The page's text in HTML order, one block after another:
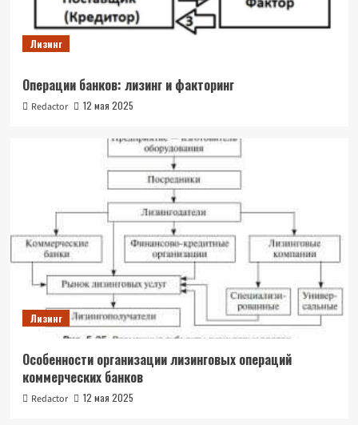
Лизинг
Операции банков: лизинг и факторинг
Redactor 12 мая 2025
Лизинг
Особенности организации лизинговых операций
коммерческих банков
Redactor 12 мая 2025